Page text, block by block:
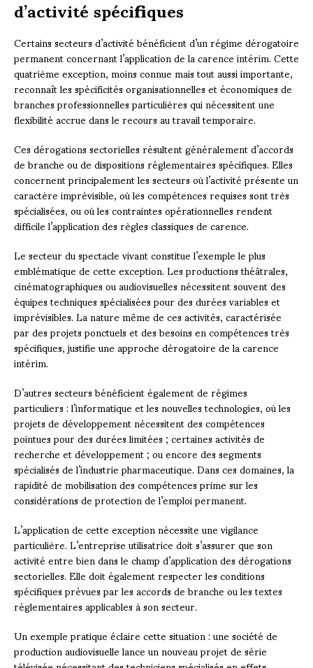
Certains secteurs d’activité bénéficient d’un régime dérogatoire
permanent concernant l’application de la carence intérim. Cette
quatrième exception, moins connue mais tout aussi importante,
reconnaît les spécificités organisationnelles et économiques de
branches professionnelles particulières qui nécessitent une
flexibilité accrue dans le recours au travail temporaire.
Ces dérogations sectorielles résultent généralement d’accords
de branche ou de dispositions réglementaires spécifiques. Elles
concernent principalement les secteurs où l’activité présente un
caractère imprévisible, où les compétences requises sont très
spécialisées, ou où les contraintes opérationnelles rendent
difficile l’application des règles classiques de carence.
Le secteur du spectacle vivant constitue l’exemple le plus
emblématique de cette exception. Les productions théâtrales,
cinématographiques ou audiovisuelles nécessitent souvent des
équipes techniques spécialisées pour des durées variables et
imprévisibles. La nature même de ces activités, caractérisée
par des projets ponctuels et des besoins en compétences très
spécifiques, justifie une approche dérogatoire de la carence
intérim.
D’autres secteurs bénéficient également de régimes
particuliers : l’informatique et les nouvelles technologies, où les
projets de développement nécessitent des compétences
pointues pour des durées limitées ; certaines activités de
recherche et développement ; ou encore des segments
spécialisés de l’industrie pharmaceutique. Dans ces domaines, la
rapidité de mobilisation des compétences prime sur les
considérations de protection de l’emploi permanent.
L’application de cette exception nécessite une vigilance
particulière. L’entreprise utilisatrice doit s’assurer que son
activité entre bien dans le champ d’application des dérogations
sectorielles. Elle doit également respecter les conditions
spécifiques prévues par les accords de branche ou les textes
réglementaires applicables à son secteur.
Un exemple pratique éclaire cette situation : une société de
production audiovisuelle lance un nouveau projet de série